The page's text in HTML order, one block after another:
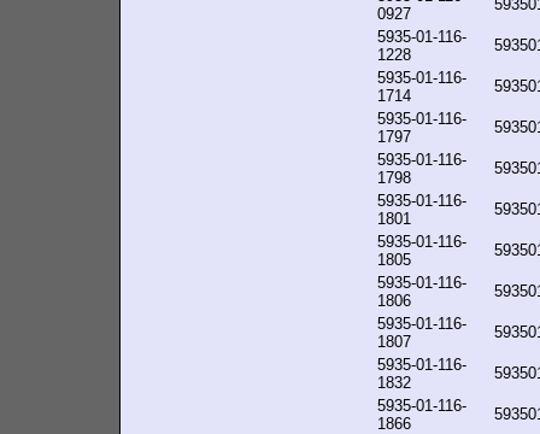
0927
5935-01-116-
1228
5935-01-116-
1714
5935-01-116-
1797
5935-01-116-
1798
5935-01-116-
1801
5935-01-116-
1805
5935-01-116-
1806
5935-01-116-
1807
5935-01-116-
1832
5935-01-116-
1866